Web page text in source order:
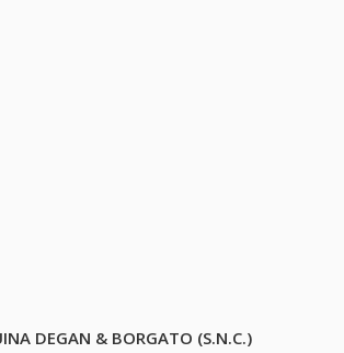
DEGAN & BORGATO (S.N.C.)